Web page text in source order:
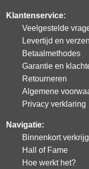
Klantenservice:
Veelgestelde
Levertijd en
Betaalmethodes
Garantie en
Retourneren
Algemene
Privacy verklaring
Navigatie:
Binnenkort
Hall of Fame
Hoe werkt het?